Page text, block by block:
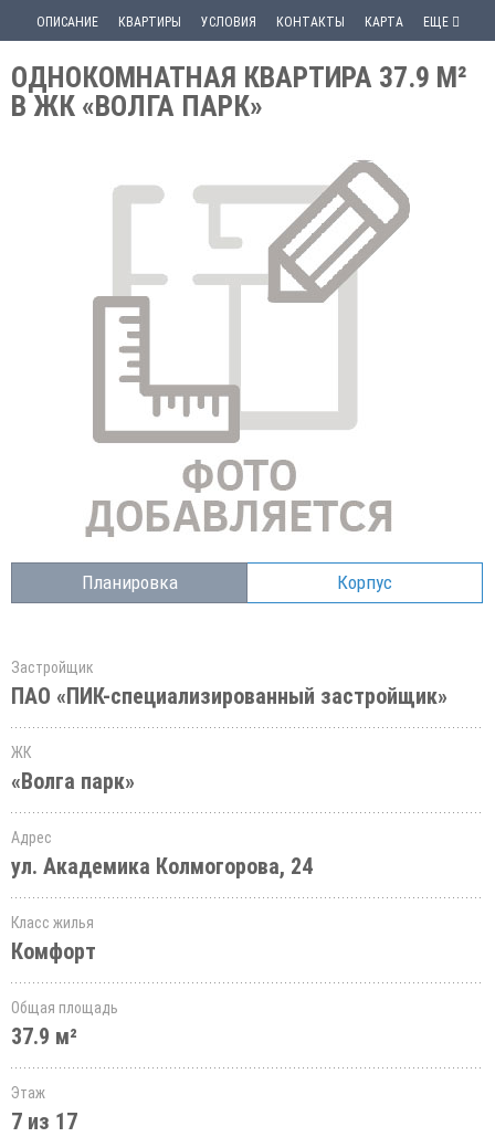
ОПИСАНИЕ КВАРТИРЫ УСЛОВИЯ КОНТАКТЫ КАРТА ЕЩЕ
ОДНОКОМНАТНАЯ КВАРТИРА 37.9 М²
В ЖК «ВОЛГА ПАРК»
Планировка Корпус
Застройщик
ПАО «ПИК-специализированный застройщик»
ЖК
«Волга парк»
Адрес
ул. Академика Колмогорова, 24
Класс жилья
Комфорт
Общая площадь
37.9 м²
Этаж
7 из 17